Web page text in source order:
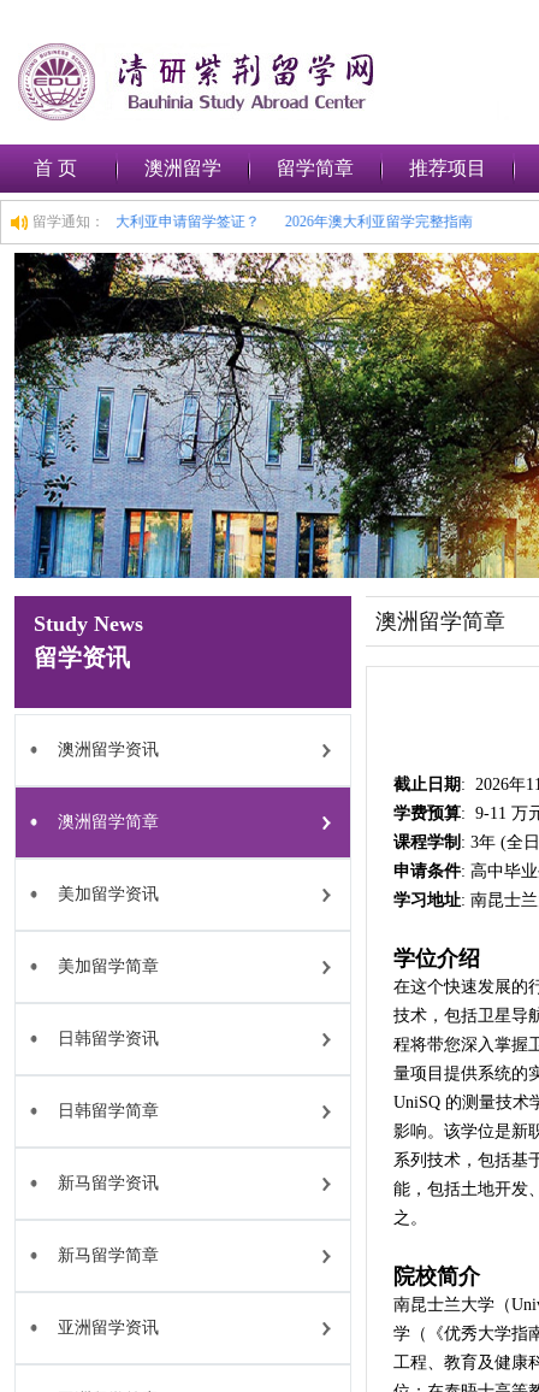
首 页 澳洲留学 留学简章 推荐项目
留学通知：
求学之路 如何在澳大利亚申请留学签证？ 2026年澳大利亚留学完整指南
Study News
留学资讯
澳洲留学资讯
澳洲留学简章
美加留学资讯
美加留学简章
日韩留学资讯
日韩留学简章
新马留学资讯
新马留学简章
亚洲留学资讯
澳洲留学简章
截止日期 : 2026年
学费预算: 9-11 万
课程学制 : 3年 (全
申请条件: 高中毕
学习地址: 南昆士
学位介绍
在这个快速发展的
技术，包括卫星导
程将带您深入掌握
量项目提供系统的
UniSQ 的测量技术
影响。该学位是新
系列技术，包括基
能，包括土地开发
之。
院校简介
南昆士兰大学（
学（《优秀大学指
工程、教育及健康